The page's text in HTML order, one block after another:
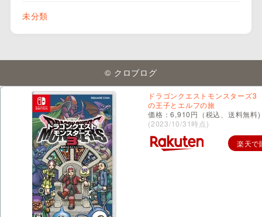
未分類
© クロブログ
ドラゴンクエストモンスターズ
の王子とエルフの旅
価格：6,910円（税込、送料無料)
(2023/10/31時点)
楽天で